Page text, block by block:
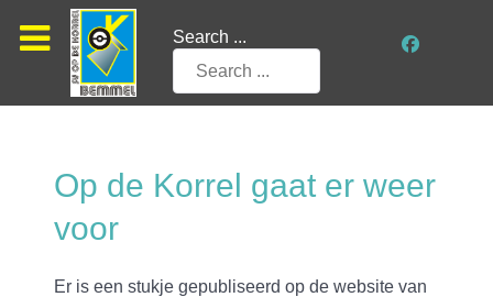
Search ...
Op de Korrel gaat er weer
voor
Er is een stukje gepubliseerd op de website van